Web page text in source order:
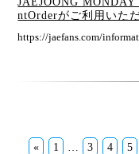
ntOrderがご利用いた
https://jaefans.com/
« 1 3 4 5